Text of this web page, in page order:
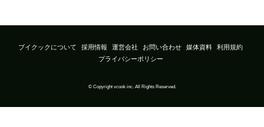
ブイクックについて 採用情報 運営会社 お問い合わせ 媒体資料
利用規約
プライバシーポリシー
© Copyright vcook inc. All Rights Reserved.